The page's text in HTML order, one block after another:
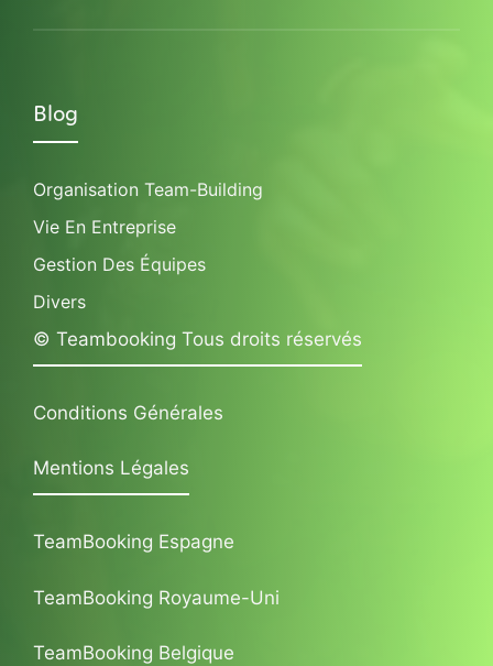
Blog
Organisation Team-Building
Vie En Entreprise
Gestion Des Équipes
Divers
© Teambooking Tous droits réservés
Conditions Générales
Mentions Légales
TeamBooking Espagne
TeamBooking Royaume-Uni
TeamBooking Belgique